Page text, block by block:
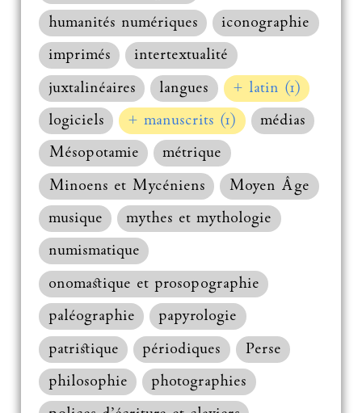
humanités numériques
iconographie
imprimés
intertextualité
juxtalinéaires
langues
+ latin (1)
logiciels
+ manuscrits (1)
médias
Mésopotamie
métrique
Minoens et Mycéniens
Moyen Âge
musique
mythes et mythologie
numismatique
onomastique et prosopographie
paléographie
papyrologie
patristique
périodiques
Perse
philosophie
photographies